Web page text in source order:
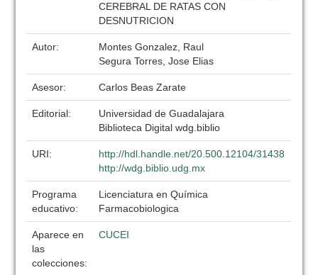
CEREBRAL DE RATAS CON
DESNUTRICION
Autor:
Montes Gonzalez, Raul
Segura Torres, Jose Elias
Asesor: Carlos Beas Zarate
Editorial:
Universidad de Guadalajara
Biblioteca Digital wdg.biblio
URI:
http://hdl.handle.net/20.500.12104/31438
http://wdg.biblio.udg.mx
Programa
educativo:
Licenciatura en Química
Farmacobiologica
Aparece en
las
colecciones:
CUCEI